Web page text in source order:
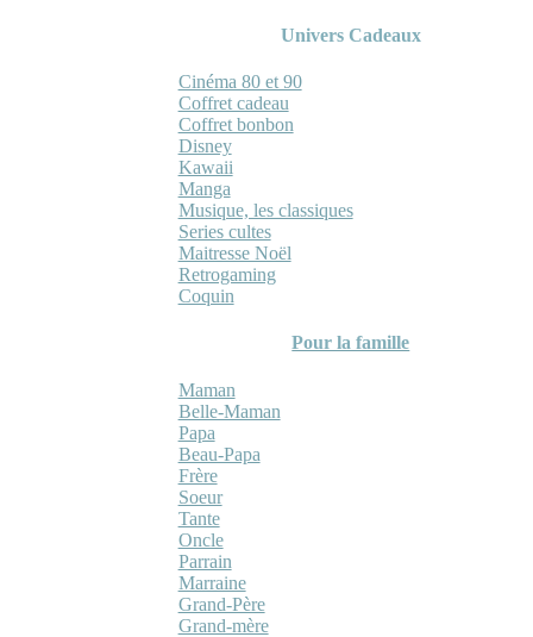
Univers Cadeaux
Cinéma 80 et 90
Coffret cadeau
Coffret bonbon
Disney
Kawaii
Manga
Musique, les classiques
Series cultes
Maitresse Noël
Retrogaming
Coquin
Pour la famille
Maman
Belle-Maman
Papa
Beau-Papa
Frère
Soeur
Tante
Oncle
Parrain
Marraine
Grand-Père
Grand-mère